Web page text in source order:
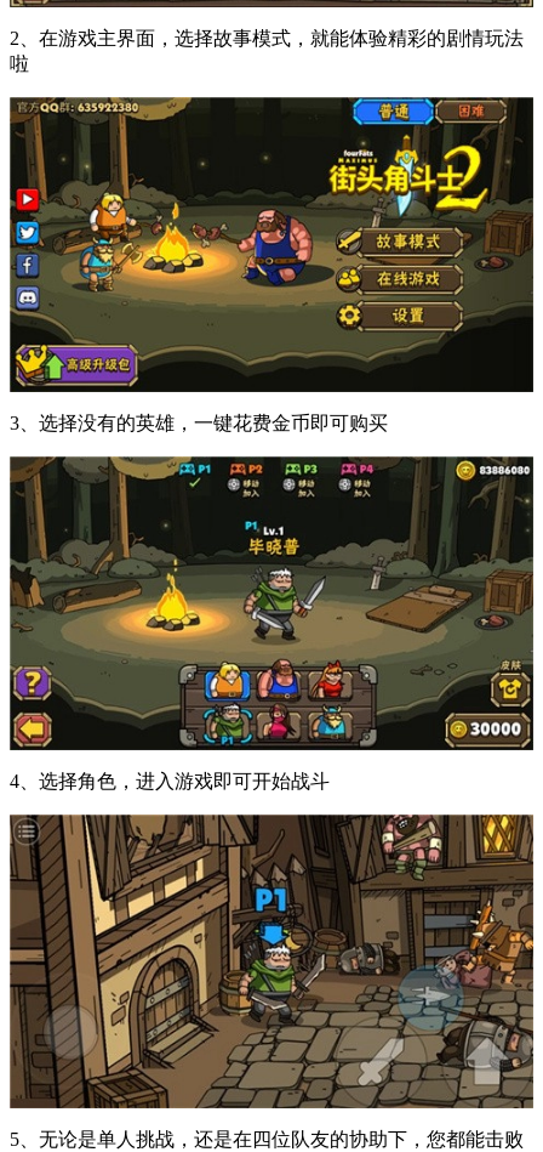
2、在游戏主界面，选择故事模式，就能体验精彩的剧情玩法
啦
3、选择没有的英雄，一键花费金币即可购买
4、选择角色，进入游戏即可开始战斗
5、无论是单人挑战，还是在四位队友的协助下，您都能击败